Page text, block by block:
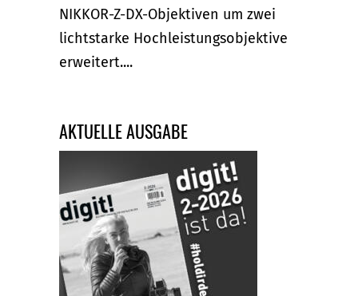
NIKKOR-Z-DX-Objektiven um zwei
lichtstarke Hochleistungsobjektive
erweitert....
AKTUELLE AUSGABE